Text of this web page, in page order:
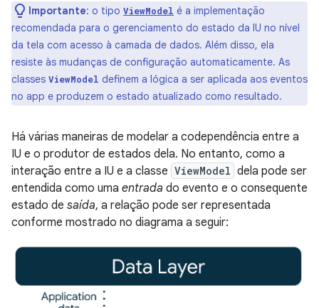
Importante: o tipo ViewModel é a implementação
recomendada para o gerenciamento do estado da IU no nível
da tela com acesso à camada de dados. Além disso, ela
resiste às mudanças de configuração automaticamente. As
classes ViewModel definem a lógica a ser aplicada aos eventos
no app e produzem o estado atualizado como resultado.
Há várias maneiras de modelar a codependência entre a
IU e o produtor de estados dela. No entanto, como a
interação entre a IU e a classe ViewModel dela pode ser
entendida como uma entrada do evento e o consequente
estado de saída, a relação pode ser representada
conforme mostrado no diagrama a seguir: